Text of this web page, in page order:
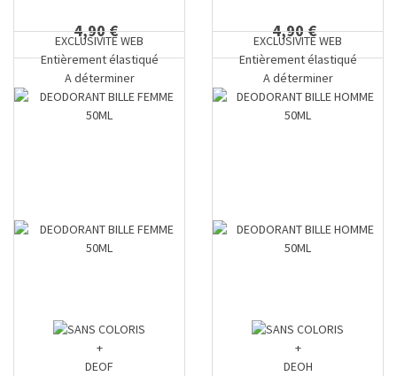
4,90 € 4,90 €
EXCLUSIVITE WEB
Entièrement élastiqué
A déterminer
+
DEOF
EXCLUSIVITE WEB
Entièrement élastiqué
A déterminer
+
DEOH